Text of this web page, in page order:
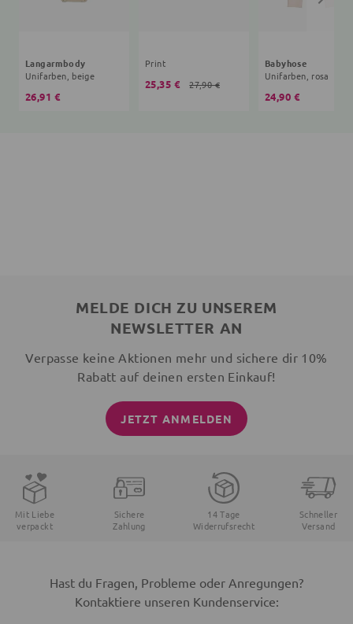
Langarmbody
Unifarben, beige
26,91 €
Print
25,35 € 27,90 €
Babyhose
Unifarben, rosa
24,90 €
MELDE DICH ZU UNSEREM
NEWSLETTER AN
Verpasse keine Aktionen mehr und sichere dir 10%
Rabatt auf deinen ersten Einkauf!
JETZT ANMELDEN
Mit Liebe
verpackt
Sichere
Zahlung
14 Tage
Widerrufsrecht
Schneller
Versand
Hast du Fragen, Probleme oder Anregungen?
Kontaktiere unseren Kundenservice: